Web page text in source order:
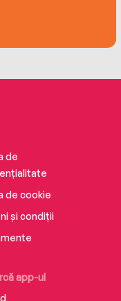
app-ul
de
de cookie
și condiții